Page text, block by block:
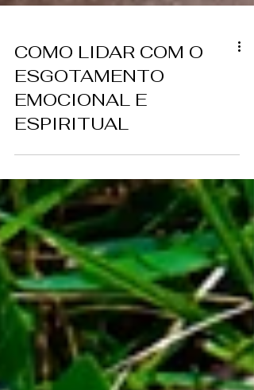
COMO LIDAR COM O
ESGOTAMENTO
EMOCIONAL E
ESPIRITUAL